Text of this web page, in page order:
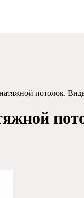
потолок.